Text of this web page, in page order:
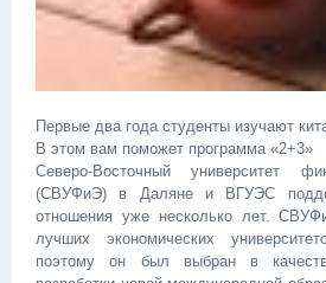
Первые два года студенты изучают
В этом вам поможет программа «2+3»
Северо-Восточный университет
(СВУФиЭ) в Даляне и ВГУЭС
отношения уже несколько лет.
лучших экономических
поэтому он был выбран в